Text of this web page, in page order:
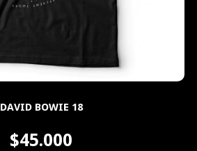
DAVID BOWIE 18
$45.000